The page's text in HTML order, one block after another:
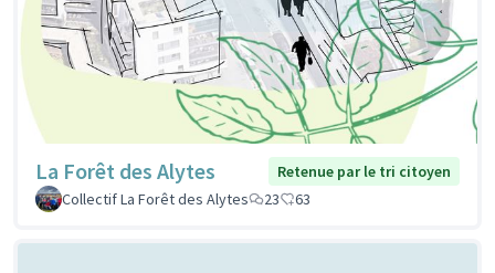
La Forêt des Alytes
Retenue par le tri citoyen
Collectif La Forêt des Alytes
23 63